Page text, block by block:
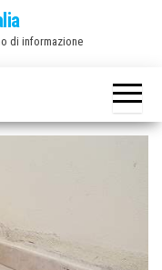
a
v
i
di informazione